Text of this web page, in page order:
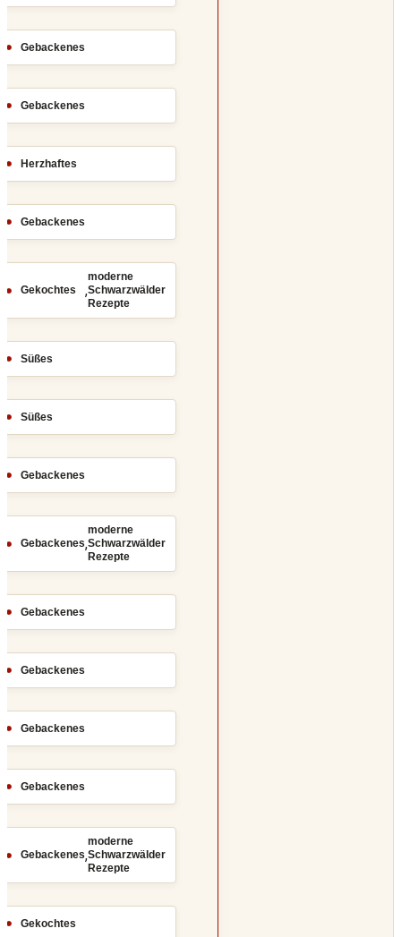
Gebackenes
Gebackenes
Herzhaftes
Gebackenes
Gekochtes ,
moderne
Schwarzwälder
Rezepte
Süßes
Süßes
Gebackenes
Gebackenes,
moderne
Schwarzwälder
Rezepte
Gebackenes
Gebackenes
Gebackenes
Gebackenes
Gebackenes,
moderne
Schwarzwälder
Rezepte
Gekochtes